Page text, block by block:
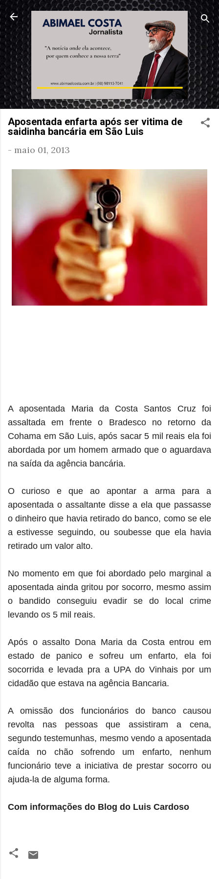
Pular para o conteúdo principal
Aposentada enfarta após ser vitima de
saidinha bancária em São Luis
- maio 01, 2013
A aposentada Maria da Costa Santos Cruz foi
assaltada em frente o Bradesco no retorno da
Cohama em São Luis, após sacar 5 mil reais ela foi
abordada por um homem armado que o aguardava
na saída da agência bancária.
O curioso e que ao apontar a arma para a
aposentada o assaltante disse a ela que passasse
o dinheiro que havia retirado do banco, como se ele
a estivesse seguindo, ou soubesse que ela havia
retirado um valor alto.
No momento em que foi abordado pelo marginal a
aposentada ainda gritou por socorro, mesmo assim
o bandido conseguiu evadir se do local crime
levando os 5 mil reais.
Após o assalto Dona Maria da Costa entrou em
estado de panico e sofreu um enfarto, ela foi
socorrida e levada pra a UPA do Vinhais por um
cidadão que estava na agência Bancaria.
A omissão dos funcionários do banco causou
revolta nas pessoas que assistiram a cena,
segundo testemunhas, mesmo vendo a aposentada
caída no chão sofrendo um enfarto, nenhum
funcionário teve a iniciativa de prestar socorro ou
ajuda-la de alguma forma.
Com informações do Blog do Luis Cardoso